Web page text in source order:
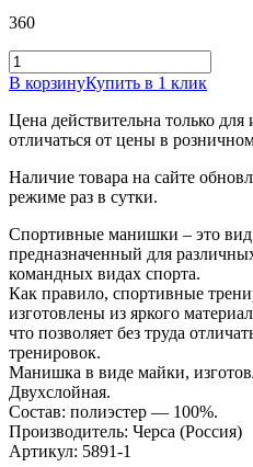
360
В корзинуКупить в 1 клик
Цена действительна только
отличаться от цены в
Наличие товара на сайте
режиме раз в сутки.
Спортивные манишки – это
предназначенный для
командных видах спорта.
Как правило, спортивные
изготовлены из яркого
что позволяет без труда
тренировок.
Манишка в виде майки,
Двухслойная.
Состав: полиэстер — 100%.
Производитель: Черса (Россия)
Артикул: 5891-1